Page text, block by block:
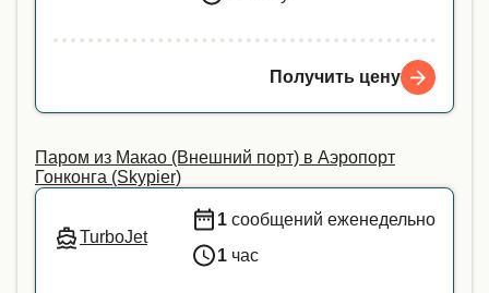
Получить цену
Паром из Макао (Внешний порт) в Аэропорт
Гонконга (Skypier)
TurboJet
1 сообщений еженедельно
1 час